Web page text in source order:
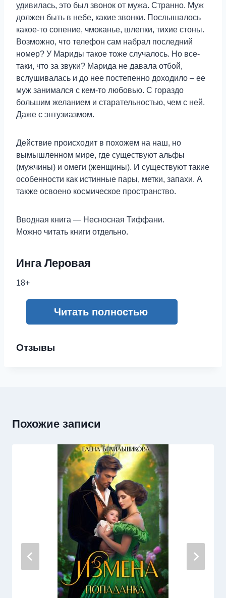
удивилась, это был звонок от мужа. Странно. Муж
должен быть в небе, какие звонки. Послышалось
какое-то сопение, чмоканье, шлепки, тихие стоны.
Возможно, что телефон сам набрал последний
номер? У Мариды такое тоже случалось. Но все-
таки, что за звуки? Марида не давала отбой,
вслушивалась и до нее постепенно доходило – ее
муж занимался с кем-то любовью. С гораздо
большим желанием и старательностью, чем с ней.
Даже с энтузиазмом.
Действие происходит в похожем на наш, но
вымышленном мире, где существуют альфы
(мужчины) и омеги (женщины). И существуют такие
особенности как истинные пары, метки, запахи. А
также освоено космическое пространство.
Вводная книга — Несносная Тиффани.
Можно читать книги отдельно.
Инга Леровая
18+
Читать полностью
Отзывы
Похожие записи